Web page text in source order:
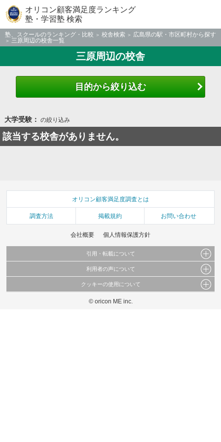
オリコン顧客満足度ランキング
塾・学習塾 検索
塾、スクールのランキング・比較 校舎検索
広島県の駅・市区町村から探す
三原周辺の校舎一覧
三原周辺の校舎
目的から絞り込む
大学受験： の絞り込み
該当する校舎がありません。
オリコン顧客満足度調査とは
調査方法 掲載規約 お問い合わせ
会社概要 個人情報保護方針
引用・転載について
当サイトで公開されている情報（文字、写真、イラスト、画像データ等）及びこれらの配
これらの情報を権利者の許可なく無断転載・複製などの二次利用を行うことは固く禁じて
利用者の声について
当サイトに掲載している内容はすべてサービスの利用者が提出された見解・感想です。
弊社の見解・ 意見ではないことをご理解いただいた上でご覧ください。
クッキーの使用について
このサイトでは Cookie を使用して、ユーザーに合わせたコンテンツや広告の表示、ソー
© oricon ME inc.